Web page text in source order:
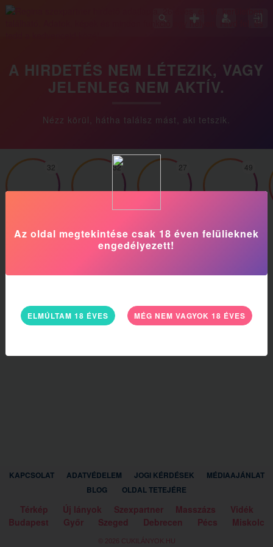
A HIRDETÉS NEM LÉTEZIK, VAGY
JELENLEG NEM AKTÍV.
Nézz körül, hátha találsz mást, aki tetszik.
32 32 27 49
KAPCSOLAT ADATVÉDELEM JOGI KÉRDÉSEK
MÉDIAAJÁNLAT
BLOG
OLDAL TETEJÉRE
Térkép Új lányok Szexpartner Masszázs
Vidék
Budapest
Győr Szeged Debrecen Pécs Miskolc
© 2026 CUKILÁNYOK.HU
Az oldal megtekintése csak 18 éven felülieknek
engedélyezett!
ELMÚLTAM 18 ÉVES MÉG NEM VAGYOK 18 ÉVES